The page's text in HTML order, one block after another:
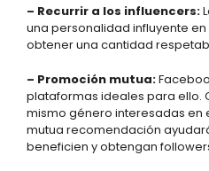
– Recurrir a los influencers:
una personalidad influyente
obtener una cantidad
– Promoción mutua:
plataformas ideales para ello.
mismo género interesadas en
mutua recomendación
beneficien y obtengan